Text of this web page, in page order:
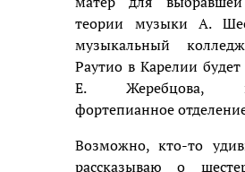
теории музыки А.
музыкальный
Раутио в Карелии
Е. Жеребцова,
фортепианное
Возможно, кто-то
рассказываю о